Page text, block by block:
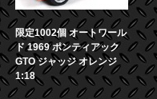
限定1002個 オートワール
ド 1969 ポンティアック
GTO ジャッジ オレンジ
1:18